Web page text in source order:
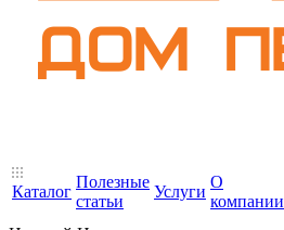
Каталог
Полезные
статьи
Услуги
О
компании